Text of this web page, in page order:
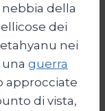
della
dei
nei
guerra
approcciate
di vista,